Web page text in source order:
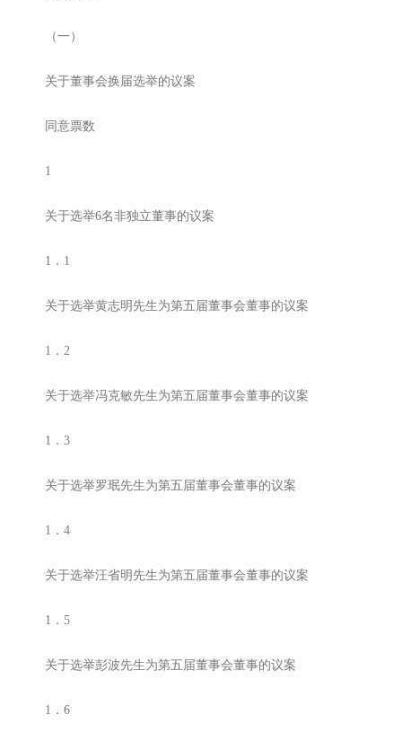
（一）
关于董事会换届选举的议案
同意票数
1
关于选举6名非独立董事的议案
1．1
关于选举黄志明先生为第五届董事会董事的议案
1．2
关于选举冯克敏先生为第五届董事会董事的议案
1．3
关于选举罗珉先生为第五届董事会董事的议案
1．4
关于选举汪省明先生为第五届董事会董事的议案
1．5
关于选举彭波先生为第五届董事会董事的议案
1．6